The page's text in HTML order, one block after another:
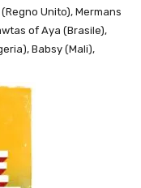
Unito), Mermans
of Aya (Brasile),
Babsy (Mali),